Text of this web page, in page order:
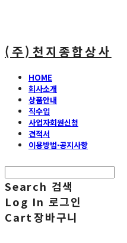
(주)천지종합상사
HOME
회사소개
상품안내
직수입
사업자회원신청
견적서
이용방법·공지사항
Search 검색
Log In 로그인
Cart장바구니